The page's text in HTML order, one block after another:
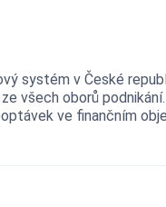
systém v České
všech oborů podnikání.
ve finančním